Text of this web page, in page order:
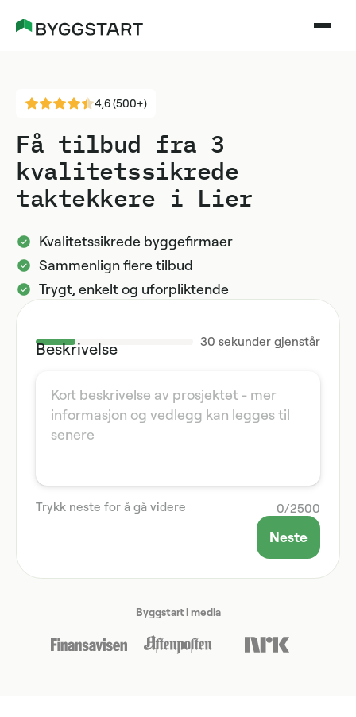
4,6 (500+)
Få tilbud fra 3
kvalitetssikrede
taktekkere i Lier
Kvalitetssikrede byggefirmaer
Sammenlign flere tilbud
Trygt, enkelt og uforpliktende
30 sekunder gjenstår
Beskrivelse
0/2500
Trykk neste for å gå videre
Neste
Byggstart i media